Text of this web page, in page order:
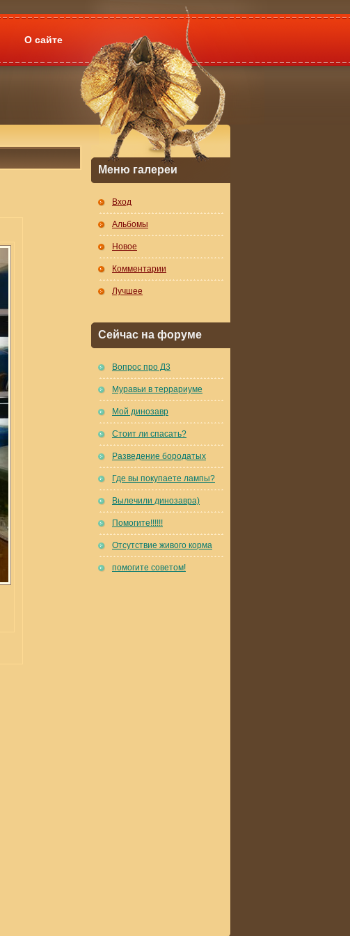
О сайте
Меню галереи
Вход
Альбомы
Новое
Комментарии
Лучшее
Сейчас на форуме
Вопрос про Д3
Муравьи в террариуме
Мой динозавр
Стоит ли спасать?
Разведение бородатых
Где вы покупаете лампы?
Вылечили динозавра)
Помогите!!!!!!
Отсутствие живого корма
помогите советом!